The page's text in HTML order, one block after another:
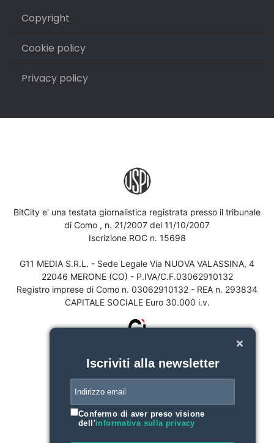
Copyright
Cookie policy
Privacy policy
BitCity e' una testata giornalistica registrata presso il tribunale
di Como , n. 21/2007 del 11/10/2007
Iscrizione ROC n. 15698
G11 MEDIA S.R.L. - Sede Legale Via NUOVA VALASSINA, 4
22046 MERONE (CO) - P.IVA/C.F.03062910132
Registro imprese di Como n. 03062910132 - REA n. 293834
CAPITALE SOCIALE Euro 30.000 i.v.
Iscriviti alla newsletter
Confermo di aver preso visione
dell'informativa sulla privacy